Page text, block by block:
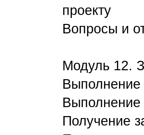
проекту
Вопросы и
Модуль 12.
Выполнение
Выполнение
Получение